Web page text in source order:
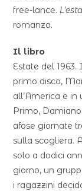
free-lance.
romanzo.
Il libro
Estate del
primo disco,
all’America e
Primo,
afose giornate
sulla scogliera.
solo a dodici
giorno, un
i ragazzini